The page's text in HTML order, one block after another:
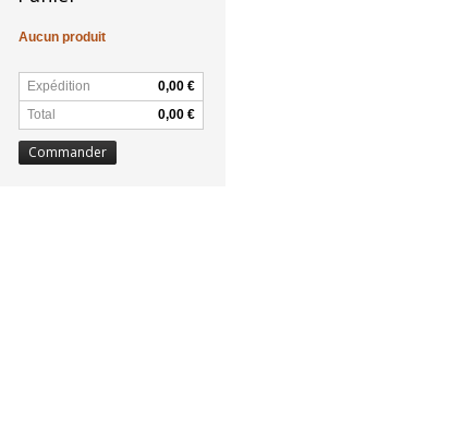
Aucun produit
Expédition
0,00 €
Total
0,00 €
Commander